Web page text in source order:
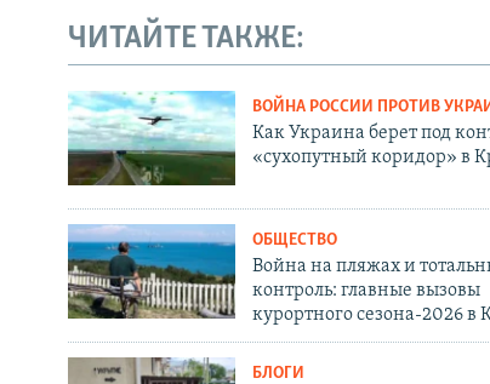
ЧИТАЙТЕ ТАКЖЕ:
ВОЙНА РОССИИ ПРОТИВ
Как Украина берет под
«сухопутный коридор» в
ОБЩЕСТВО
Война на пляжах и
контроль: главные вызовы
курортного сезона-2026 в
БЛОГИ